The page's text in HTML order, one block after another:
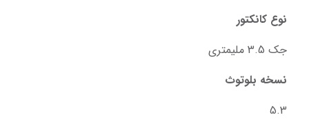
نوع کانکتور
جک 3.5 ملیمتری
نسخه بلوتوث
5.3